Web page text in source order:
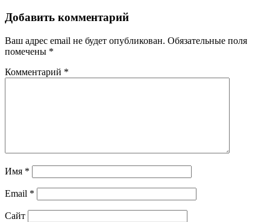
Добавить комментарий
Ваш адрес email не будет опубликован. Обязательные поля
помечены *
Комментарий *
Имя *
Email *
Сайт